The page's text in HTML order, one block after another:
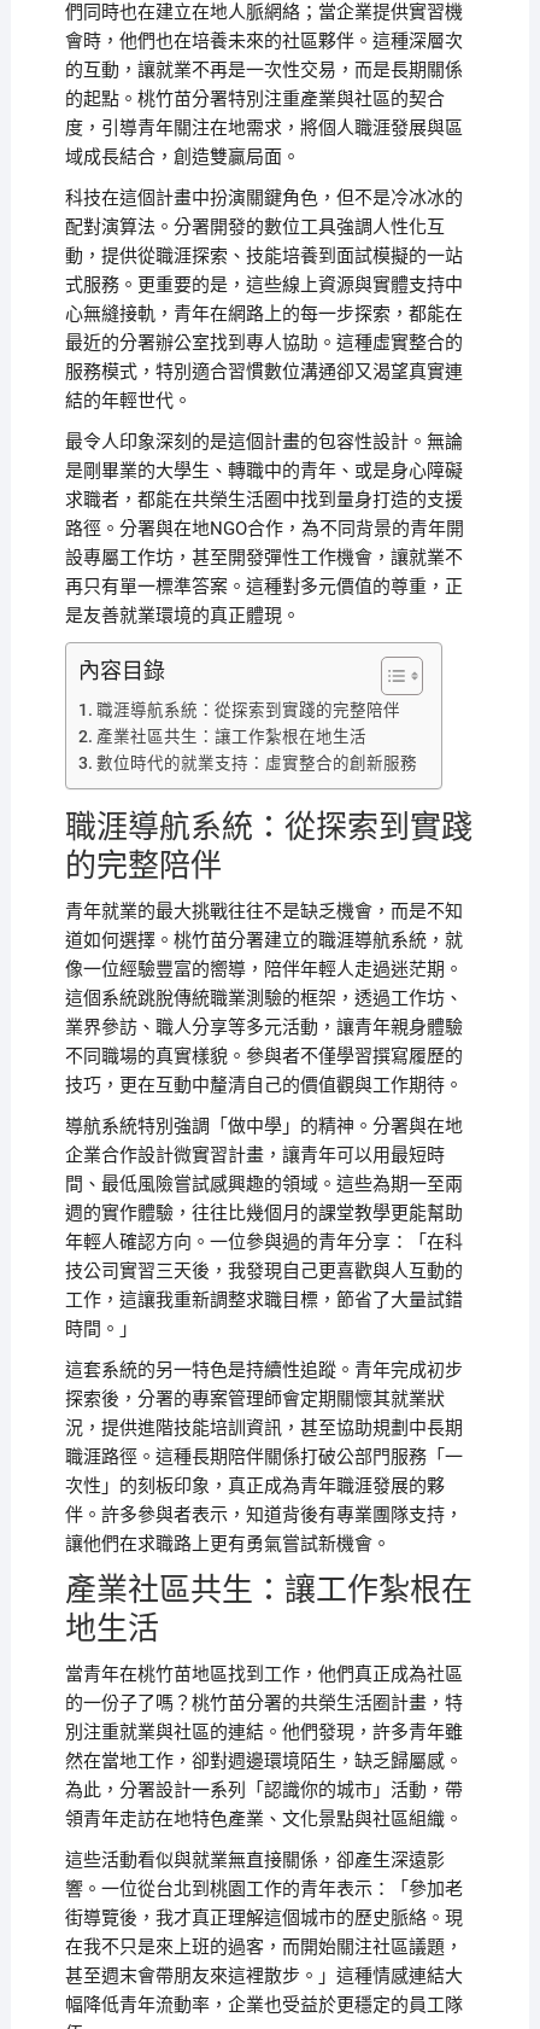
們同時也在建立在地人脈網絡；當企業提供實習機
會時，他們也在培養未來的社區夥伴。這種深層次
的互動，讓就業不再是一次性交易，而是長期關係
的起點。桃竹苗分署特別注重產業與社區的契合
度，引導青年關注在地需求，將個人職涯發展與區
域成長結合，創造雙贏局面。
科技在這個計畫中扮演關鍵角色，但不是冷冰冰的
配對演算法。分署開發的數位工具強調人性化互
動，提供從職涯探索、技能培養到面試模擬的一站
式服務。更重要的是，這些線上資源與實體支持中
心無縫接軌，青年在網路上的每一步探索，都能在
最近的分署辦公室找到專人協助。這種虛實整合的
服務模式，特別適合習慣數位溝通卻又渴望真實連
結的年輕世代。
最令人印象深刻的是這個計畫的包容性設計。無論
是剛畢業的大學生、轉職中的青年、或是身心障礙
求職者，都能在共榮生活圈中找到量身打造的支援
路徑。分署與在地NGO合作，為不同背景的青年開
設專屬工作坊，甚至開發彈性工作機會，讓就業不
再只有單一標準答案。這種對多元價值的尊重，正
是友善就業環境的真正體現。
內容目錄
職涯導航系統：從探索到實踐的完整陪伴
產業社區共生：讓工作紮根在地生活
數位時代的就業支持：虛實整合的創新服務
職涯導航系統：從探索到實踐
的完整陪伴
青年就業的最大挑戰往往不是缺乏機會，而是不知
道如何選擇。桃竹苗分署建立的職涯導航系統，就
像一位經驗豐富的嚮導，陪伴年輕人走過迷茫期。
這個系統跳脫傳統職業測驗的框架，透過工作坊、
業界參訪、職人分享等多元活動，讓青年親身體驗
不同職場的真實樣貌。參與者不僅學習撰寫履歷的
技巧，更在互動中釐清自己的價值觀與工作期待。
導航系統特別強調「做中學」的精神。分署與在地
企業合作設計微實習計畫，讓青年可以用最短時
間、最低風險嘗試感興趣的領域。這些為期一至兩
週的實作體驗，往往比幾個月的課堂教學更能幫助
年輕人確認方向。一位參與過的青年分享：「在科
技公司實習三天後，我發現自己更喜歡與人互動的
工作，這讓我重新調整求職目標，節省了大量試錯
時間。」
這套系統的另一特色是持續性追蹤。青年完成初步
探索後，分署的專案管理師會定期關懷其就業狀
況，提供進階技能培訓資訊，甚至協助規劃中長期
職涯路徑。這種長期陪伴關係打破公部門服務「一
次性」的刻板印象，真正成為青年職涯發展的夥
伴。許多參與者表示，知道背後有專業團隊支持，
讓他們在求職路上更有勇氣嘗試新機會。
產業社區共生：讓工作紮根在
地生活
當青年在桃竹苗地區找到工作，他們真正成為社區
的一份子了嗎？桃竹苗分署的共榮生活圈計畫，特
別注重就業與社區的連結。他們發現，許多青年雖
然在當地工作，卻對週邊環境陌生，缺乏歸屬感。
為此，分署設計一系列「認識你的城市」活動，帶
領青年走訪在地特色產業、文化景點與社區組織。
這些活動看似與就業無直接關係，卻產生深遠影
響。一位從台北到桃園工作的青年表示：「參加老
街導覽後，我才真正理解這個城市的歷史脈絡。現
在我不只是來上班的過客，而開始關注社區議題，
甚至週末會帶朋友來這裡散步。」這種情感連結大
幅降低青年流動率，企業也受益於更穩定的員工隊